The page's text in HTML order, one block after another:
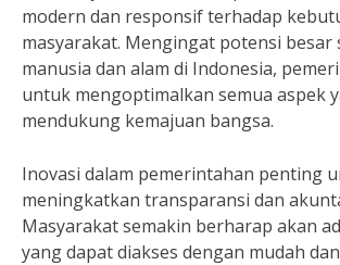
modern dan responsif terhadap
masyarakat. Mengingat potensi besar
manusia dan alam di Indonesia,
untuk mengoptimalkan semua aspek
mendukung kemajuan bangsa.
Inovasi dalam pemerintahan penting
meningkatkan transparansi dan
Masyarakat semakin berharap akan
yang dapat diakses dengan mudah